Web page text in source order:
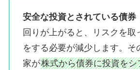
安全な投資とされている債券
回りが上がると、リスクを取
をする必要が減少します。そ
家が株式から債券に投資をシ